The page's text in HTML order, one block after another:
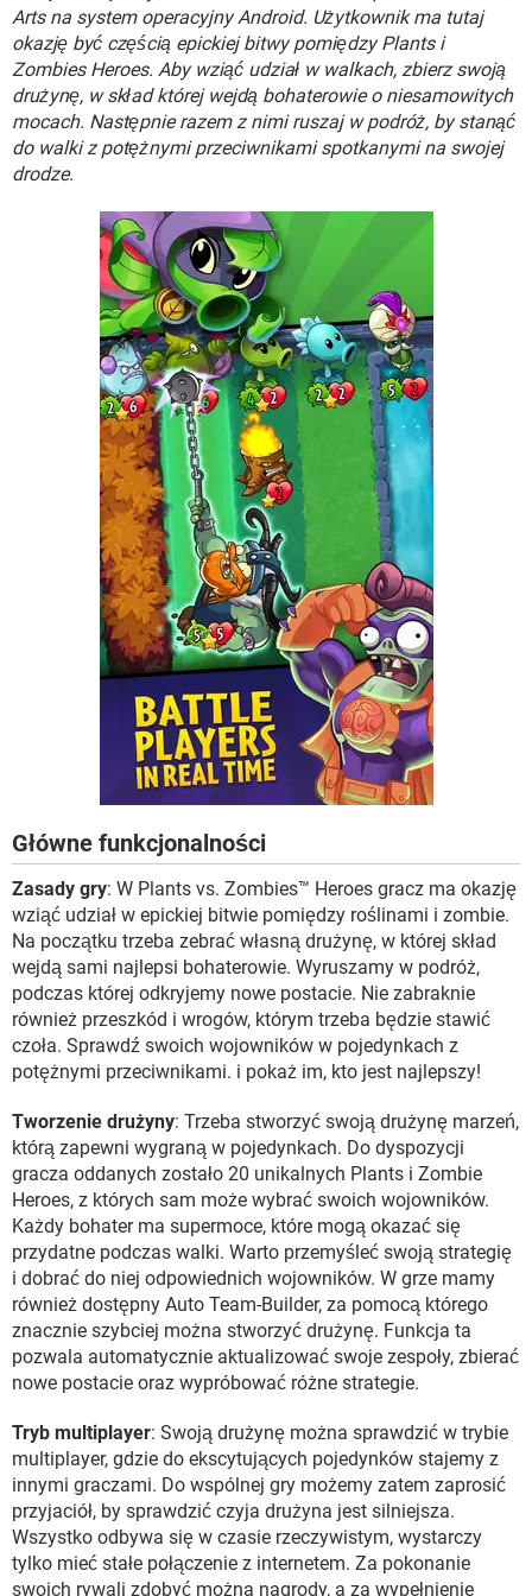
WINDOWS 10
Arts na system operacyjny Android. Użytkownik ma tutaj
okazję być częścią epickiej bitwy pomiędzy Plants i
Zombies Heroes. Aby wziąć udział w walkach, zbierz swoją
drużynę, w skład której wejdą bohaterowie o niesamowitych
mocach. Następnie razem z nimi ruszaj w podróż, by stanąć
do walki z potężnymi przeciwnikami spotkanymi na swojej
drodze.
Główne funkcjonalności
Zasady gry: W Plants vs. Zombies™ Heroes gracz ma okazję
wziąć udział w epickiej bitwie pomiędzy roślinami i zombie.
Na początku trzeba zebrać własną drużynę, w której skład
wejdą sami najlepsi bohaterowie. Wyruszamy w podróż,
podczas której odkryjemy nowe postacie. Nie zabraknie
również przeszkód i wrogów, którym trzeba będzie stawić
czoła. Sprawdź swoich wojowników w pojedynkach z
potężnymi przeciwnikami. i pokaż im, kto jest najlepszy!
Tworzenie drużyny: Trzeba stworzyć swoją drużynę marzeń,
którą zapewni wygraną w pojedynkach. Do dyspozycji
gracza oddanych zostało 20 unikalnych Plants i Zombie
Heroes, z których sam może wybrać swoich wojowników.
Każdy bohater ma supermoce, które mogą okazać się
przydatne podczas walki. Warto przemyśleć swoją strategię
i dobrać do niej odpowiednich wojowników. W grze mamy
również dostępny Auto Team-Builder, za pomocą którego
znacznie szybciej można stworzyć drużynę. Funkcja ta
pozwala automatycznie aktualizować swoje zespoły, zbierać
nowe postacie oraz wypróbować różne strategie.
Tryb multiplayer: Swoją drużynę można sprawdzić w trybie
multiplayer, gdzie do ekscytujących pojedynków stajemy z
innymi graczami. Do wspólnej gry możemy zatem zaprosić
przyjaciół, by sprawdzić czyja drużyna jest silniejsza.
Wszystko odbywa się w czasie rzeczywistym, wystarczy
tylko mieć stałe połączenie z internetem. Za pokonanie
swoich rywali zdobyć można nagrody, a za wypełnienie